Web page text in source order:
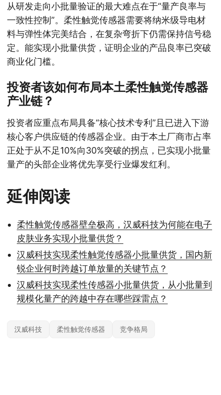
从研发走向小批量验证的最大难点在于“量产良率与
一致性控制”。柔性触觉传感器需要将纳米级导电材
料与弹性体完美结合，在复杂弯折下仍需保持信号稳
定。能实现小批量供货，证明企业的产品良率已突破
商业化门槛。
投资者该如何布局本土柔性触觉传感器
产业链？
投资者应重点布局具备“核心技术专利”且已进入下游
核心客户供应链的传感器企业。由于本土厂商市占率
正处于从不足10%向30%突破的拐点，已实现小批量
量产的头部企业将优先享受行业爆发红利。
延伸阅读
柔性触觉传感器壁垒极高，汉威科技为何能在电子
皮肤业务实现小批量供货？
汉威科技实现柔性触觉传感器小批量供货，国内新
锐企业何时跨越订单放量的关键节点？
汉威科技实现柔性传感器小批量供货，从小批量到
规模化量产的跨越中存在哪些踩雷点？
汉威科技 柔性触觉传感器 竞争格局